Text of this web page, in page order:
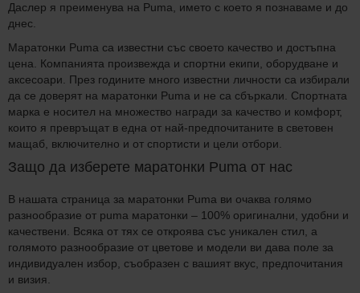
Даслер я преименува на Puma, името с което я познаваме и до
днес.
Маратонки Puma са известни със своето качество и достъпна
цена. Компанията произвежда и спортни екипи, оборудване и
аксесоари. През годините много известни личности са избирали
да се доверят на маратонки Puma и не са сбъркали. Спортната
марка е носител на множество награди за качество и комфорт,
които я превръщат в една от най-предпочитаните в световен
мащаб, включително и от спортисти и цели отбори.
Защо да изберете маратонки Puma от нас
В нашата страница за маратонки Puma ви очаква голямо
разнообразие от puma маратонки – 100% оригинални, удобни и
качествени. Всяка от тях се откроява със уникален стил, а
голямото разнообразие от цветове и модели ви дава поле за
индивидуален избор, съобразен с вашият вкус, предпочитания
и визия.